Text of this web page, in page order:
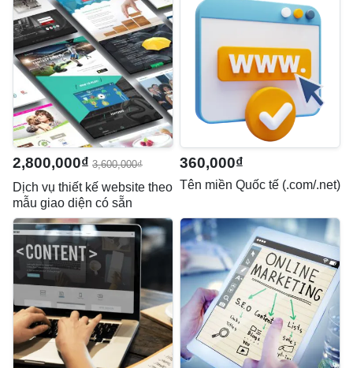
2,800,000₫ 3,600,000₫
Dịch vụ thiết kế website theo
mẫu giao diện có sẵn
360,000₫
Tên miền Quốc tế (.com/.net)